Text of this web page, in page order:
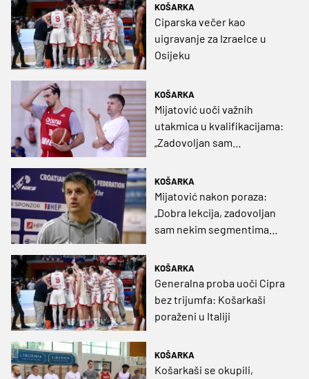
KOŠARKA
Ciparska večer kao
uigravanje za Izraelce u
Osijeku
KOŠARKA
Mijatović uoči važnih
utakmica u kvalifikacijama:
„Zadovoljan sam
dokazivanja”
KOŠARKA
Mijatović nakon poraza:
„Dobra lekcija, zadovoljan
sam nekim segmentima
KOŠARKA
Generalna proba uoči Cipra
bez trijumfa: Košarkaši
poraženi u Italiji
KOŠARKA
Košarkaši se okupili,